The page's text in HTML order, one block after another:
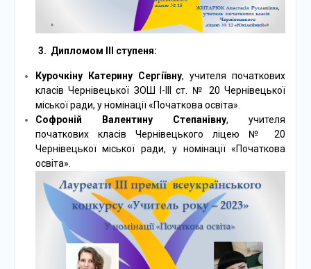
3. Дипломом ІІІ ступеня:
Курочкіну Катерину Сергіївну, учителя початкових
класів Чернівецької ЗОШ І-ІІІ ст. № 20 Чернівецької
міської ради, у номінації «Початкова освіта».
Софроній Валентину Степанівну, учителя
початкових класів Чернівецького ліцею № 20
Чернівецької міської ради, у номінації «Початкова
освіта».